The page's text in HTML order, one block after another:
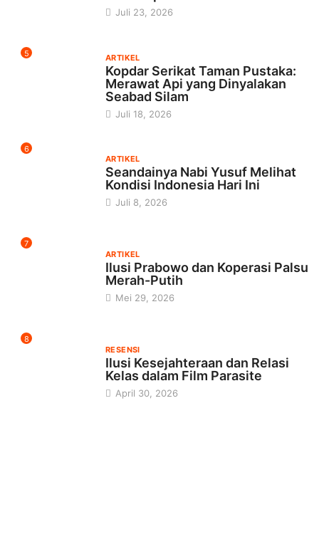
Juli 23, 2026
5 ARTIKEL
Kopdar Serikat Taman Pustaka:
Merawat Api yang Dinyalakan
Seabad Silam
Juli 18, 2026
6
ARTIKEL
Seandainya Nabi Yusuf Melihat
Kondisi Indonesia Hari Ini
Juli 8, 2026
7
ARTIKEL
Ilusi Prabowo dan Koperasi Palsu
Merah-Putih
Mei 29, 2026
8
RESENSI
Ilusi Kesejahteraan dan Relasi
Kelas dalam Film Parasite
April 30, 2026